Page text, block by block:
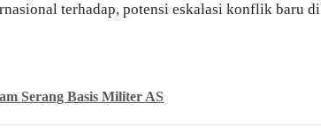
terhadap, potensi eskalasi konflik baru di
Serang Basis Militer AS